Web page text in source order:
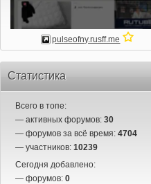
pulseofny.rusff.me
Статистика
Всего в топе:
— активных форумов: 30
— форумов за всё время: 4704
— участников: 10239
Сегодня добавлено:
— форумов: 0